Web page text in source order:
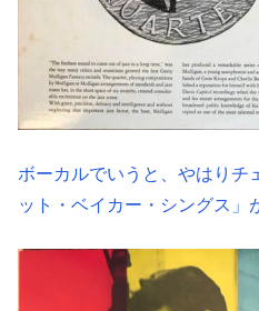
ボーカルでいうと、やはりチ
ット・ベイカー・シングス」